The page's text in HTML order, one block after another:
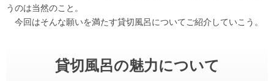
うのは当然のこと。
今回はそんな願いを満たす貸切風呂についてご紹介していこう。
貸切風呂の魅力について